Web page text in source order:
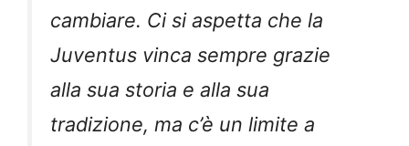
cambiare. Ci si aspetta che la
Juventus vinca sempre grazie
alla sua storia e alla sua
tradizione, ma c’è un limite a